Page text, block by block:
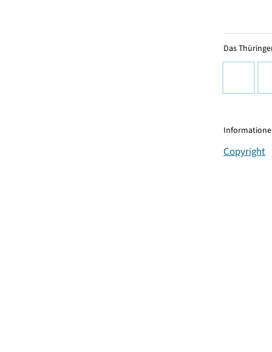
Das
Copyright